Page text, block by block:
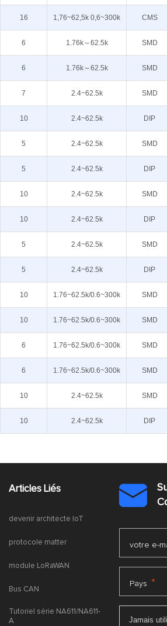
16 1,76~62,5k 0,6~300k CMS
6 1.76k～62.5k SMD
6 1.76k～62.5k SMD
7 2.4~62.5k SMD
10 2.4~62.5k DIP
5 2.4~62.5k SMD
5 2.4~62.5k DIP
10 2.4~62.5k SMD
10 2.4~62.5k DIP
5 2.4~62.5k SMD
5 2.4~62.5k DIP
10 1.76~62.5k/0.6~300k SMD
10 1.76~62.5k/0.6~300k SMD
6 1.76~62.5k/0.6~300k SMD
6 1.76~62.5k/0.6~300k SMD
10 2.4~62.5k SMD
10 2.4~62.5k DIP
Articles Liés
devenir architecte IoT
protocole matter
module LoRaWAN
Bus CAN
Tutoriel série NA611/NA611-
A

votre e-
Pays *